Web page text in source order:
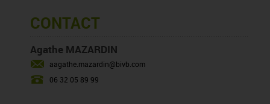
CONTACT
Agathe MAZARDIN
aagathe.mazardin@bivb.com
06 32 05 89 99